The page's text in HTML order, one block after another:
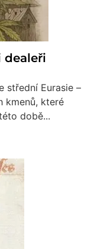
dealeři
střední Eurasie –
kmenů, které
době...